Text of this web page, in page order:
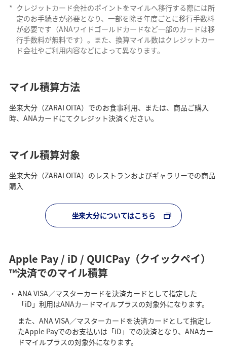
* クレジットカード会社のポイントをマイルへ移行する際には所
定のお手続きが必要となり、一部を除き年度ごとに移行手数料
が必要です（ANAワイドゴールドカードなど一部のカードは移
行手数料が無料です）。また、換算マイル数はクレジットカー
ド会社やご利用内容などによって異なります。
マイル積算方法
坐来大分（ZARAI OITA）でのお食事利用、または、商品ご購入
時、ANAカードにてクレジット決済ください。
マイル積算対象
坐来大分（ZARAI OITA）のレストランおよびギャラリーでの商品
購入
坐来大分についてはこちら
Apple Pay / iD / QUICPay（クイックペイ）
™決済でのマイル積算
ANA VISA／マスターカードを決済カードとして指定した
「iD」利用はANAカードマイルプラスの対象外になります。
また、ANA VISA／マスターカードを決済カードとして指定し
たApple Payでのお支払いは「iD」での決済となり、ANAカー
ドマイルプラスの対象外になります。